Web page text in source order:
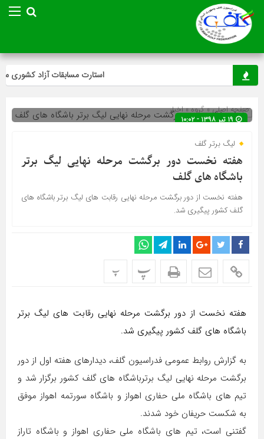
استارت مسابقات آزاد کشوری
صفحه اصلی» گروه »اخبار
۱۹ تیر ۱۳۹۸ - ۱۰:۰۲
لیگ برتر گلف
هفته نخست دور برگشت مرحله نهایی لیگ برتر
باشگاه های گلف
هفته نخست از دور برگشت مرحله نهایی رقابت های لیگ برتر باشگاه های
گلف کشور پیگیری شد.
پ پ
هفته نخست از دور برگشت مرحله نهایی رقابت های لیگ برتر
باشگاه های گلف کشور پیگیری شد.
به گزارش روابط عمومی فدراسیون گلف، دیدارهای هفته اول از دور
برگشت مرحله نهایی لیگ برترباشگاه های گلف کشور برگزار شد و
تیم های باشگاه ملی حفاری اهواز و باشگاه سورتمه اهواز موفق
به شکست حریفان خود شدند.
گفتنی است، تیم های باشگاه ملی حفاری اهواز و باشگاه تاراز